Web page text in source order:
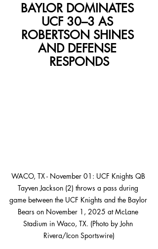
BAYLOR DOMINATES
UCF 30–3 AS
ROBERTSON SHINES
AND DEFENSE
RESPONDS
WACO, TX - November 01: UCF Knights QB
Tayven Jackson (2) throws a pass during
game between the UCF Knights and the Baylor
Bears on November 1, 2025 at McLane
Stadium in Waco, TX. (Photo by John
Rivera/Icon Sportswire)